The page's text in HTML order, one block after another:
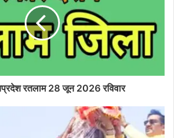
रतलाम 28 जून 2026 रविवार